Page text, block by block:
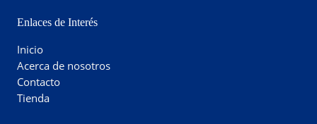
Enlaces de Interés
Inicio
Acerca de nosotros
Contacto
Tienda